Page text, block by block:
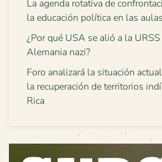
La agenda rotativa de
la educación política en las aulas
¿Por qué USA se alió a la
Alemania nazi?
Foro analizará la situación
la recuperación de territorios
Rica